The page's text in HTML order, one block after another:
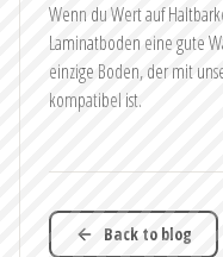
Wenn du Wert auf
Laminatboden eine gute
einzige Boden, der mit
kompatibel ist.
Back to blog